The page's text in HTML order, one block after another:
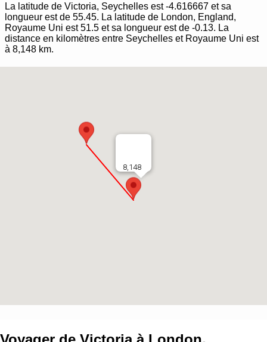
La latitude de Victoria, Seychelles est-4.616667 et sa
longueur est de 55.45. La latitude de London, England,
Royaume Uni est51.5 et sa longueur est de -0.13. La
distance en kilomètres entre Seychelles et Royaume Uni est
à 8,148 km.
8,148